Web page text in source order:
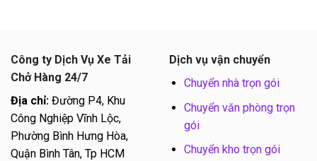
Công ty Dịch Vụ Xe Tải
Chở Hàng 24/7
Địa chỉ: Đường P4, Khu
Công Nghiệp Vĩnh Lộc,
Phường Bình Hưng Hòa,
Quận Bình Tân, Tp HCM
Dịch vụ vận chuyển
Chuyển nhà trọn gói
Chuyển văn phòng trọn
gói
Chuyển kho trọn gói